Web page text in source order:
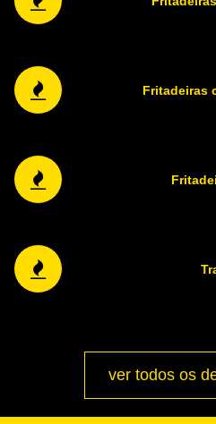
Fritadeiras
ver todos os